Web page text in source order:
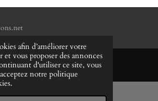
afin d’améliorer votre
et vous proposer des annonces
d'utiliser ce site, vous
notre politique